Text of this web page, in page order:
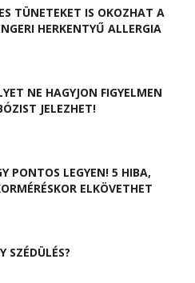
TÜNETEKET IS OKOZHAT A
HERKENTYŰ ALLERGIA
NE HAGYJON FIGYELMEN
JELEZHET!
PONTOS LEGYEN! 5 HIBA,
ELKÖVETHET
SZÉDÜLÉS?